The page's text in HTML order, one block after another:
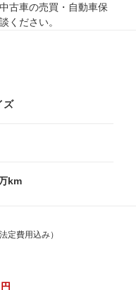
古車の売買・自動車保
ください。
ズ
km
法定費用込み）
円